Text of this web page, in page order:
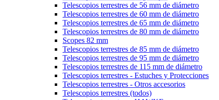
Telescopios terrestres de 56 mm de diámetro
Telescopios terrestres de 60 mm de diámetro
Telescopios terrestres de 65 mm de diámetro
Telescopios terrestres de 80 mm de diámetro
Scopes 82 mm
Telescopios terrestres de 85 mm de diámetro
Telescopios terrestres de 95 mm de diámetro
Telescopios terrestres de 115 mm de diámetro
Telescopios terrestres - Estuches y Protecciones
Telescopios terrestres - Otros accesorios
Telescopios terrestres (todos)